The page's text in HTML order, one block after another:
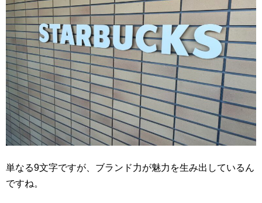
単なる9文字ですが、ブランド力が魅力を生み出しているん
ですね。